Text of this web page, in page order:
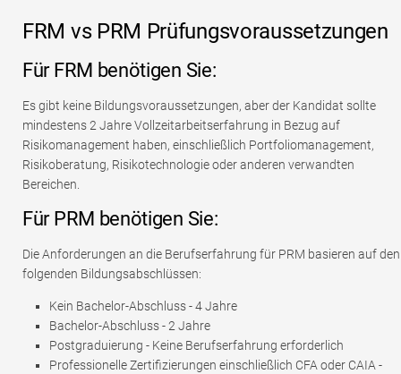
FRM vs PRM Prüfungsvoraussetzungen
Für FRM benötigen Sie:
Es gibt keine Bildungsvoraussetzungen, aber der Kandidat sollte
mindestens 2 Jahre Vollzeitarbeitserfahrung in Bezug auf
Risikomanagement haben, einschließlich Portfoliomanagement,
Risikoberatung, Risikotechnologie oder anderen verwandten
Bereichen.
Für PRM benötigen Sie:
Die Anforderungen an die Berufserfahrung für PRM basieren auf den
folgenden Bildungsabschlüssen:
Kein Bachelor-Abschluss - 4 Jahre
Bachelor-Abschluss - 2 Jahre
Postgraduierung - Keine Berufserfahrung erforderlich
Professionelle Zertifizierungen einschließlich CFA oder CAIA -